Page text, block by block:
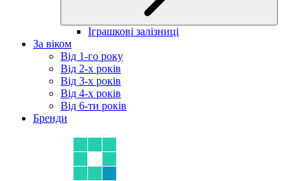
Іграшкові залізниці
За віком
Від 1-го року
Від 2-х років
Від 3-х років
Від 4-х років
Від 6-ти років
Бренди